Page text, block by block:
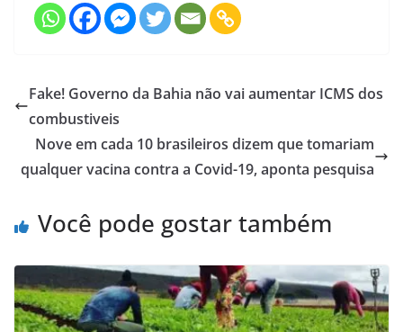
Fake! Governo da Bahia não vai aumentar ICMS dos
combustiveis
Nove em cada 10 brasileiros dizem que tomariam
qualquer vacina contra a Covid-19, aponta pesquisa
Você pode gostar também